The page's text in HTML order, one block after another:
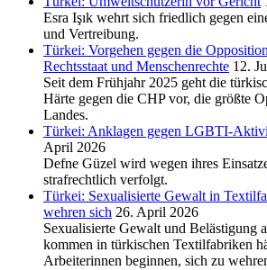
Esra Işık wehrt sich friedlich gegen
und Vertreibung.
Türkei: Vorgehen gegen die
Rechtsstaat und Menschenrechte 12.
Seit dem Frühjahr 2025 geht die
Härte gegen die CHP vor, die größte
Landes.
Türkei: Anklagen gegen LGBTI-
April 2026
Defne Güzel wird wegen ihres
strafrechtlich verfolgt.
Türkei: Sexualisierte Gewalt in
wehren sich 26. April 2026
Sexualisierte Gewalt und Belästigung
kommen in türkischen Textilfabriken
Arbeiterinnen beginnen, sich zu